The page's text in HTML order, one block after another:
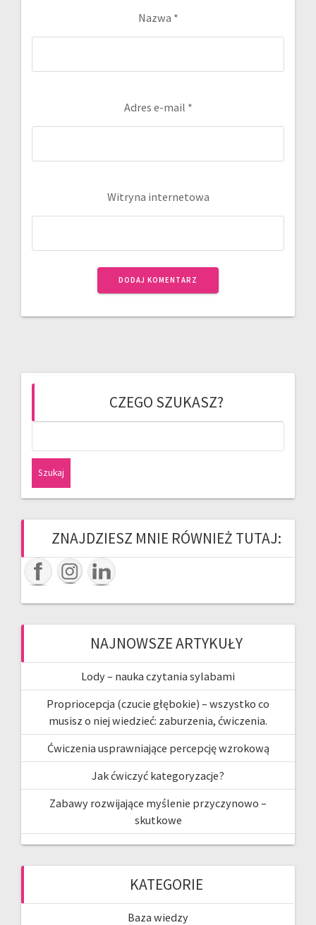
Nazwa *
Adres e-mail *
Witryna internetowa
CZEGO SZUKASZ?
ZNAJDZIESZ MNIE RÓWNIEŻ TUTAJ:
NAJNOWSZE ARTYKUŁY
Lody – nauka czytania sylabami
Propriocepcja (czucie głębokie) – wszystko co
musisz o niej wiedzieć: zaburzenia, ćwiczenia.
Ćwiczenia usprawniające percepcję wzrokową
Jak ćwiczyć kategoryzacje?
Zabawy rozwijające myślenie przyczynowo –
skutkowe
KATEGORIE
Baza wiedzy